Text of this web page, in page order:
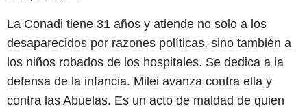
La Conadi tiene 31 años y atiende no solo a los
desaparecidos por razones políticas, sino también a
los niños robados de los hospitales. Se dedica a la
defensa de la infancia. Milei avanza contra ella y
contra las Abuelas. Es un acto de maldad de quien